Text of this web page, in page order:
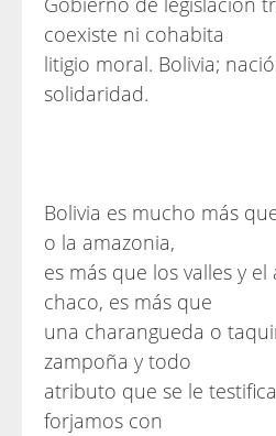
coexiste ni cohabita
litigio moral. Bolivia;
solidaridad.
Bolivia es mucho más
o la amazonia,
es más que los valles y
chaco, es más que
una charangueda o
zampoña y todo
atributo que se le
forjamos con